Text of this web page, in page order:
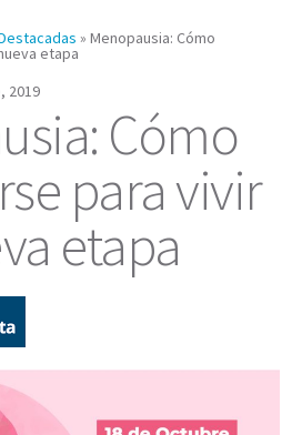
» Menopausia: Cómo
etapa
2019
Cómo
para vivir
etapa